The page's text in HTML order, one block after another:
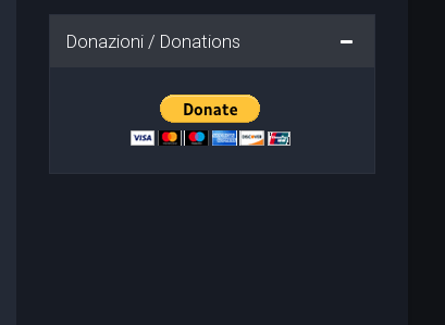
Donazioni / Donations